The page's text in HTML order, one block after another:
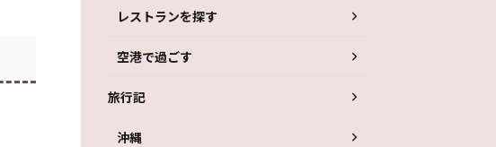
レストランを探す
空港で過ごす
旅行記
沖縄